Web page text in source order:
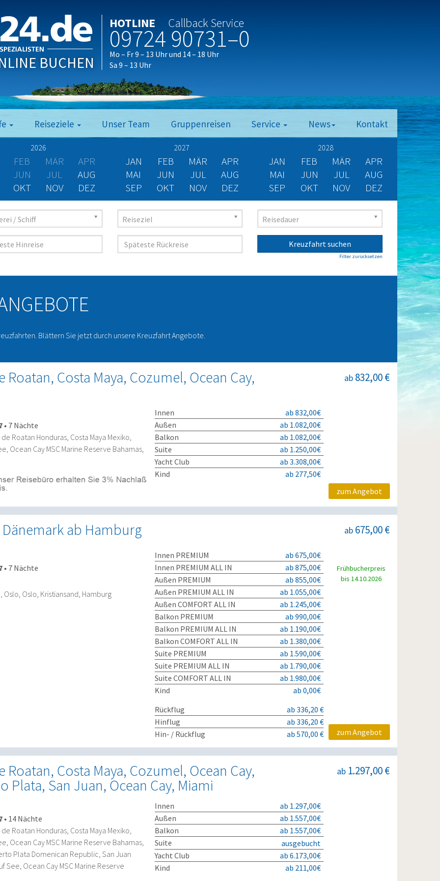
BUCHEN
HOTLINE Callback Service
09724 90731–0
Mo – Fr 9 – 13 Uhr und 14 – 18 Uhr
Sa 9 – 13 Uhr
Reiseziele Unser Team Gruppenreisen Service News Kontakt
2026
FEB MÄR
APR
JUN
JUL
AUG
OKT
NOV DEZ
2027
JAN FEB MÄR
APR
MAI
JUN JUL
AUG
SEP
OKT NOV DEZ
2028
JAN FEB MÄR
APR
MAI
JUN JUL
AUG
SEP
OKT NOV DEZ
/ Schiff Reiseziel Reisedauer
Kreuzfahrt suchen
Filter zurücksetzen
Blättern Sie jetzt durch unsere Kreuzfahrt Angebote.
Roatan, Costa Maya, Cozumel, Ocean Cay, ab 832,00 €
• 7 Nächte
de Roatan Honduras, Costa Maya Mexiko,
Ocean Cay MSC Marine Reserve Bahamas,
Innen
ab 832,00€
Außen
ab 1.082,00€
Balkon
ab 1.082,00€
Suite
ab 1.250,00€
Yacht Club
ab 3.308,00€
Kind
ab 277,50€
zum Angebot
ab Hamburg ab 675,00 €
• 7 Nächte
Oslo, Kristiansand, Hamburg
Innen PREMIUM
ab 675,00€
Innen PREMIUM ALL IN
ab 875,00€
Außen PREMIUM
ab 855,00€
Außen PREMIUM ALL IN
ab 1.055,00€
Außen COMFORT ALL IN
ab 1.245,00€
Balkon PREMIUM
ab 990,00€
Balkon PREMIUM ALL IN
ab 1.190,00€
Balkon COMFORT ALL IN
ab 1.380,00€
Suite PREMIUM
ab 1.590,00€
Suite PREMIUM ALL IN
ab 1.790,00€
Suite COMFORT ALL IN
ab 1.980,00€
Kind
ab 0,00€
Rückflug
ab 336,20 €
Hinflug
ab 336,20 €
Hin- / Rückflug
ab 570,00 €
Frühbucherpreis
bis 14.10.2026
zum Angebot
Roatan, Costa Maya, Cozumel, Ocean Cay,
Plata, San Juan, Ocean Cay, Miami
ab 1.297,00 €
• 14 Nächte
Roatan Honduras, Costa Maya Mexiko,
Ocean Cay MSC Marine Reserve Bahamas,
Plata Domenican Republic, San Juan
See, Ocean Cay MSC Marine Reserve
Innen
ab 1.297,00€
Außen
ab 1.557,00€
Balkon
ab 1.557,00€
Suite
ausgebucht
Yacht Club
ab 6.173,00€
Kind
ab 211,00€